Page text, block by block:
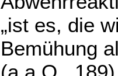
„ist es, die
Bemühung